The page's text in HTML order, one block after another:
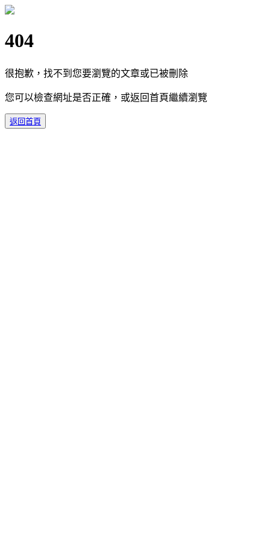
404
很抱歉，找不到您要瀏覽的文章或已被刪除
您可以檢查網址是否正確，或返回首頁繼續瀏覽
返回首頁